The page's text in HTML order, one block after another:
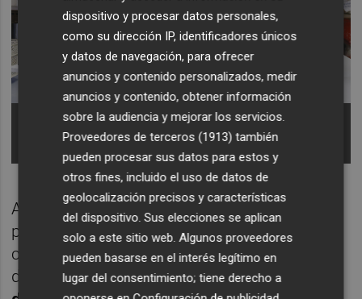
La historia del horno se entrelaza con la de la
familia Adell durante más de un siglo. -Foto:
Al detalle, detrás de cada barra u hogaza de
pan se engrana una rutina diaria que
comienza cuando buena parte de la ciudad
duerme. Así,la jornada arranca poco
dispositivo y procesar datos personales,
como su dirección IP, identificadores únicos
y datos de navegación, para ofrecer
anuncios y contenido personalizados, medir
anuncios y contenido, obtener información
sobre la audiencia y mejorar los servicios.
Proveedores de terceros (1913) también
pueden procesar sus datos para estos y
otros fines, incluido el uso de datos de
geolocalización precisos y características
del dispositivo. Sus elecciones se aplican
solo a este sitio web. Algunos proveedores
pueden basarse en el interés legítimo en
lugar del consentimiento; tiene derecho a